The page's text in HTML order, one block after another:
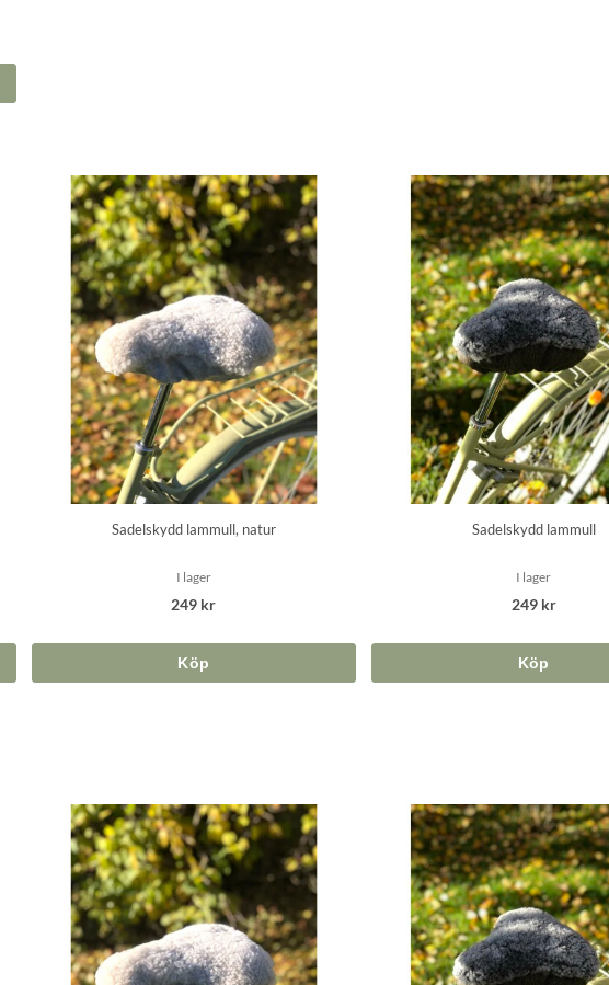
Sadelskydd lammull, natur
I lager
249 kr
Köp
Sadelskydd lammull
I lager
249 kr
Köp